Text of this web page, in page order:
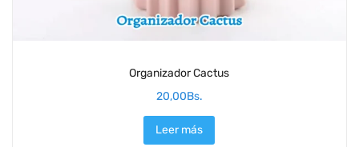
Organizador Cactus
20,00Bs.
Leer más